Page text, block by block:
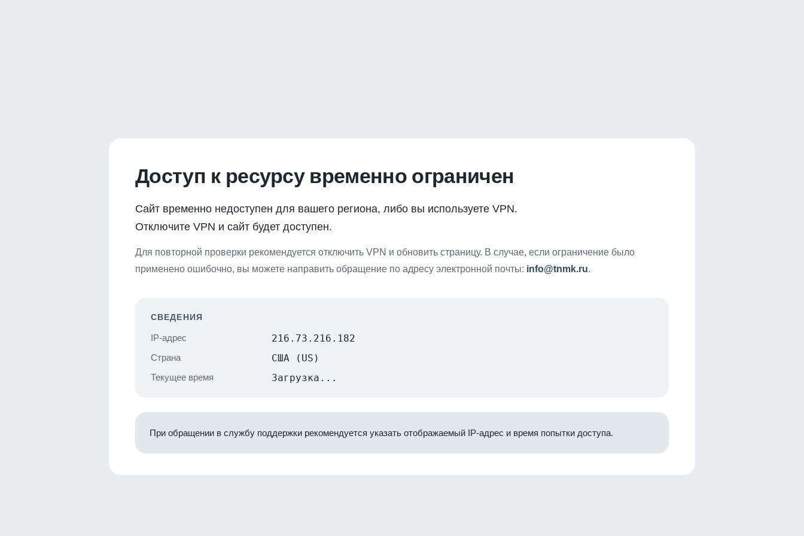
Доступ к ресурсу временно ограничен
Сайт временно недоступен для вашего региона, либо вы используете VPN.
Отключите VPN и сайт будет доступен.
Для повторной проверки рекомендуется отключить VPN и обновить страницу. В случае, если ограничение было
применено ошибочно, вы можете направить обращение по адресу электронной почты: info@tnmk.ru.
СВЕДЕНИЯ
IP-адрес 216.73.216.182
Страна США (US)
Текущее время Загрузка...
При обращении в службу поддержки рекомендуется указать отображаемый IP-адрес и время попытки доступа.